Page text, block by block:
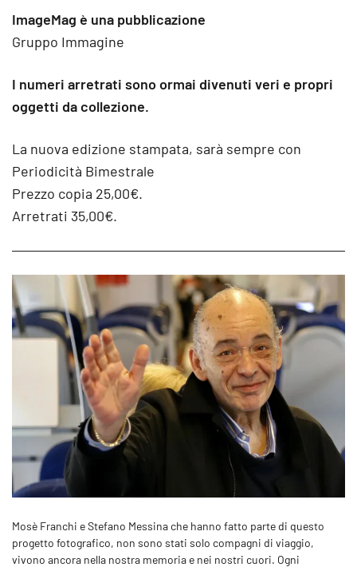
ImageMag è una pubblicazione
Gruppo Immagine
I numeri arretrati sono ormai divenuti veri e propri
oggetti da collezione.
La nuova edizione stampata, sarà sempre con
Periodicità Bimestrale
Prezzo copia 25,00€.
Arretrati 35,00€.
Mosè Franchi e Stefano Messina che hanno fatto parte di questo
progetto fotografico, non sono stati solo compagni di viaggio,
vivono ancora nella nostra memoria e nei nostri cuori. Ogni